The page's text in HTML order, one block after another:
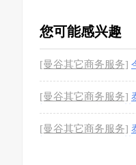
您可能感兴趣
[曼谷其它商务服务]
[曼谷其它商务服务]
[曼谷其它商务服务]